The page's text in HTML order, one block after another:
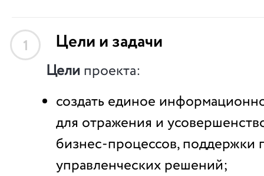
1 Цели и задачи
Цели проекта:
создать единое
для отражения и
бизнес-процессов, поддержки
управленческих решений;